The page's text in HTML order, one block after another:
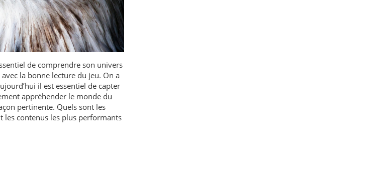
de comprendre son univers
la bonne lecture du jeu. On a
il est essentiel de capter
appréhender le monde du
pertinente. Quels sont les
les contenus les plus performants